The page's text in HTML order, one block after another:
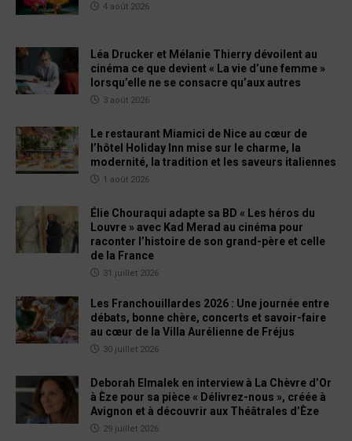
4 août 2026
Léa Drucker et Mélanie Thierry dévoilent au
cinéma ce que devient « La vie d’une femme »
lorsqu’elle ne se consacre qu’aux autres
3 août 2026
Le restaurant Miamici de Nice au cœur de
l’hôtel Holiday Inn mise sur le charme, la
modernité, la tradition et les saveurs italiennes
1 août 2026
Élie Chouraqui adapte sa BD « Les héros du
Louvre » avec Kad Merad au cinéma pour
raconter l’histoire de son grand-père et celle
de la France
31 juillet 2026
Les Franchouillardes 2026 : Une journée entre
débats, bonne chère, concerts et savoir-faire
au cœur de la Villa Aurélienne de Fréjus
30 juillet 2026
Deborah Elmalek en interview à La Chèvre d’Or
à Èze pour sa pièce « Délivrez-nous », créée à
Avignon et à découvrir aux Théâtrales d’Èze
29 juillet 2026